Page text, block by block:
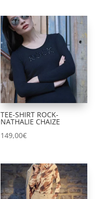
TEE-SHIRT ROCK-
NATHALIE CHAIZE
149,00€